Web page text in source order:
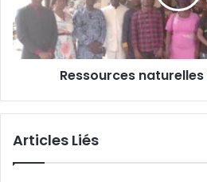
t
e
s
C
u
r
c
u
Ressources
Articles Liés